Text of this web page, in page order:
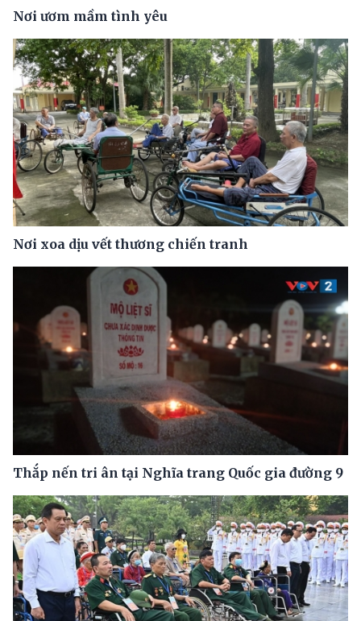
Nơi ươm mầm tình yêu
Nơi xoa dịu vết thương chiến tranh
Thắp nến tri ân tại Nghĩa trang Quốc gia đường 9